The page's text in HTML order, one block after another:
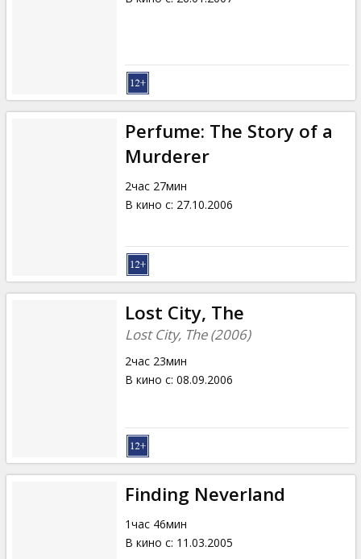
Perfume: The Story of a
Murderer
2час 27мин
В кино с: 27.10.2006
Lost City, The
Lost City, The (2006)
2час 23мин
В кино с: 08.09.2006
Finding Neverland
1час 46мин
В кино с: 11.03.2005